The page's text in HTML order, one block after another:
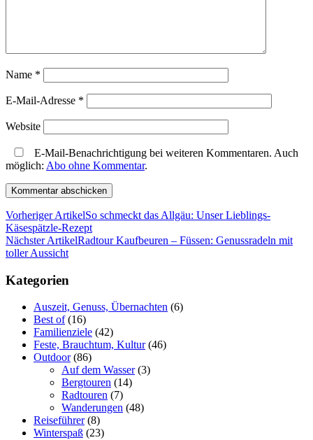
Name *
E-Mail-Adresse *
Website
E-Mail-Benachrichtigung bei weiteren Kommentaren. Auch
möglich: Abo ohne Kommentar.
Vorheriger ArtikelSo schmeckt das Allgäu: Unser Lieblings-
Käsespätzle-Rezept
Nächster ArtikelRadtour Kaufbeuren – Füssen: Genussradeln mit
toller Aussicht
Kategorien
Auszeit, Genuss, Übernachten (6)
Best of(16)
Familienziele (42)
Feste, Brauchtum, Kultur(46)
Outdoor(86)
Auf dem Wasser(3)
Bergtouren (14)
Radtouren (7)
Wanderungen (48)
Reiseführer(8)
Winterspaß (23)